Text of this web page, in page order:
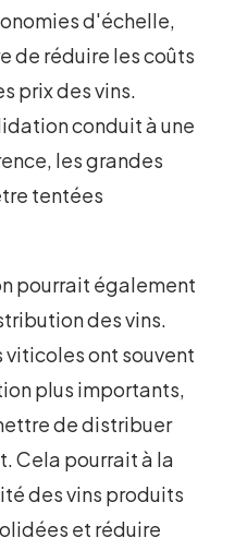
d'échelle,
de réduire les coûts
prix des vins.
conduit à une
les grandes
tentées
pourrait également
des vins.
viticoles ont souvent
plus importants,
de distribuer
Cela pourrait à la
des vins produits
et réduire